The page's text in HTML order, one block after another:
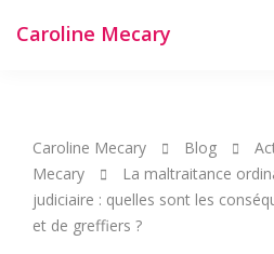
Caroline Mecary
Caroline Mecary Blog
Mecary
La maltraitance
judiciaire : quelles sont les
et de greffiers ?